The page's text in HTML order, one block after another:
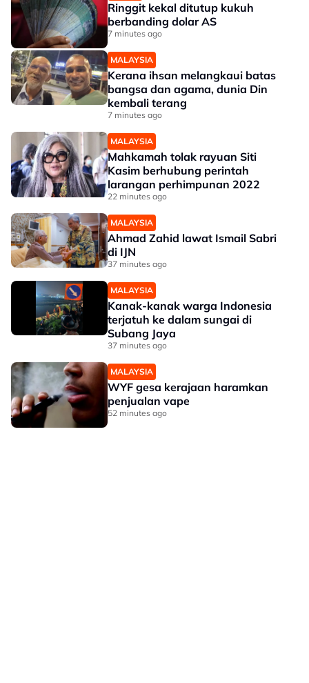
Ringgit kekal ditutup kukuh
berbanding dolar AS
7 minutes ago
MALAYSIA
Kerana ihsan melangkaui batas
bangsa dan agama, dunia Din
kembali terang
7 minutes ago
MALAYSIA
Mahkamah tolak rayuan Siti
Kasim berhubung perintah
larangan perhimpunan 2022
22 minutes ago
MALAYSIA
Ahmad Zahid lawat Ismail Sabri
di IJN
37 minutes ago
MALAYSIA
Kanak-kanak warga Indonesia
terjatuh ke dalam sungai di
Subang Jaya
37 minutes ago
MALAYSIA
WYF gesa kerajaan haramkan
penjualan vape
52 minutes ago